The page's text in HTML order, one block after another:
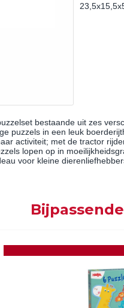
bestaande uit zes
puzzels in een leuk
activiteit; met de tractor
lopen op in
voor kleine